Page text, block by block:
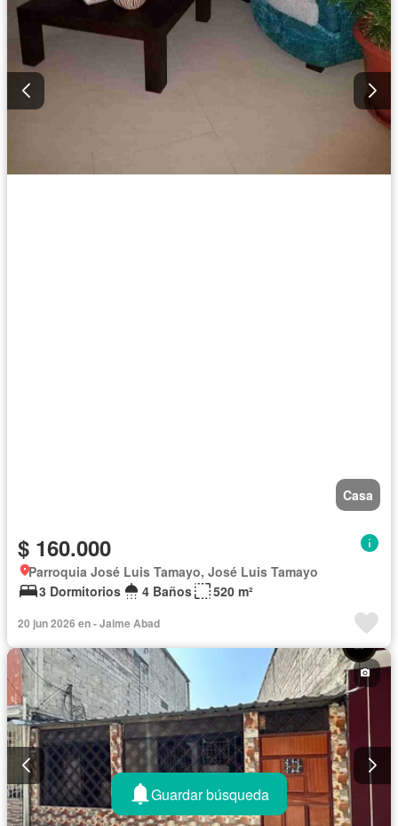
Casa
$ 160.000
Parroquia José Luis Tamayo, José Luis Tamayo
3 Dormitorios
4 Baños 520 m²
20 jun 2026 en - Jaime Abad
Guardar búsqueda